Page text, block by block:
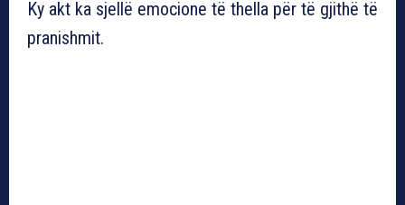
Ky akt ka sjellë emocione të thella për të gjithë të
pranishmit.